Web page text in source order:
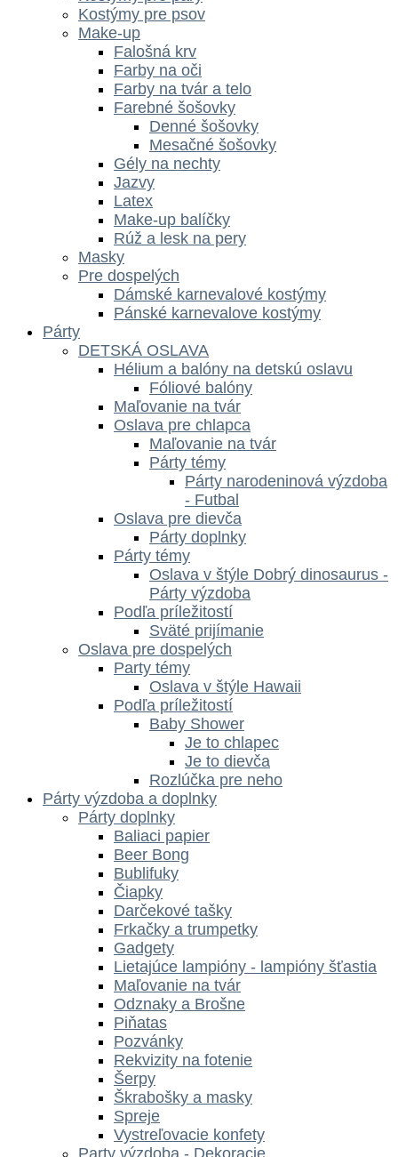
Kostýmy pre psov
Make-up
Falošná krv
Farby na oči
Farby na tvár a telo
Farebné šošovky
Denné šošovky
Mesačné šošovky
Gély na nechty
Jazvy
Latex
Make-up balíčky
Rúž a lesk na pery
Masky
Pre dospelých
Dámské karnevalové kostýmy
Pánské karnevalove kostýmy
Párty
DETSKÁ OSLAVA
Hélium a balóny na detskú oslavu
Fóliové balóny
Maľovanie na tvár
Oslava pre chlapca
Maľovanie na tvár
Párty témy
Párty narodeninová výzdoba
- Futbal
Oslava pre dievča
Párty doplnky
Párty témy
Oslava v štýle Dobrý dinosaurus -
Párty výzdoba
Podľa príležitostí
Sväté prijímanie
Oslava pre dospelých
Party témy
Oslava v štýle Hawaii
Podľa príležitostí
Baby Shower
Je to chlapec
Je to dievča
Rozlúčka pre neho
Párty výzdoba a doplnky
Párty doplnky
Baliaci papier
Beer Bong
Bublifuky
Čiapky
Darčekové tašky
Frkačky a trumpetky
Gadgety
Lietajúce lampióny - lampióny šťastia
Maľovanie na tvár
Odznaky a Brošne
Piňatas
Pozvánky
Rekvizity na fotenie
Šerpy
Škrabošky a masky
Spreje
Vystreľovacie konfety
Party výzdoba - Dekoracie